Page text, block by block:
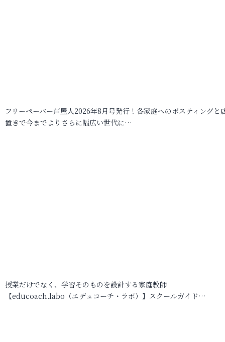
フリーペーパー芦屋人2026年8月号発行！各家庭へのポスティングと
置きで今までよりさらに幅広い世代に…
授業だけでなく、学習そのものを設計する家庭教師
【educoach.labo（エデュコーチ・ラボ）】スクールガイド…